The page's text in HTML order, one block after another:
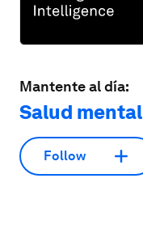
Mantente al día:
Salud mental
Follow